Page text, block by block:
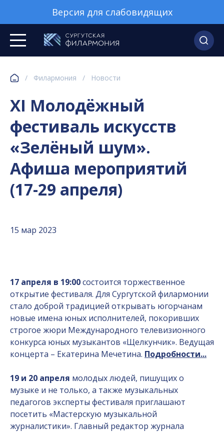
Версия для слабовидящих
/ Филармония / Новости
XI Молодёжный
фестиваль искусств
«Зелёный шум».
Афиша мероприятий
(17-29 апреля)
15 мар 2023
17 апреля в 19:00состоится торжественное
открытие фестиваля. Для Сургутской филармонии
стало доброй традицией открывать югорчанам
новые имена юных исполнителей, покоривших
строгое жюри Международного телевизионного
конкурса юных музыкантов «Щелкунчик». Ведущая
концерта – Екатерина Мечетина. Подробности...
19 и 20 апреля молодых людей, пишущих о
музыке и не только, а также музыкальных
педагогов эксперты фестиваля приглашают
посетить «Мастерскую музыкальной
журналистики». Главный редактор журнала